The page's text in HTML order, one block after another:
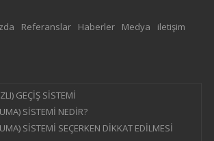
Referanslar Haberler Medya
iletişim
GEÇİŞ SİSTEMİ
SİSTEMİ NEDİR?
SİSTEMİ SEÇERKEN DİKKAT EDİLMESİ